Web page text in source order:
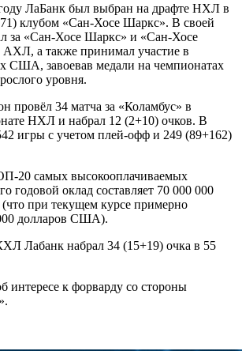
ЛаБанк был выбран на драфте НХЛ в
клубом «Сан-Хосе Шаркс». В своей
за «Сан-Хосе Шаркс» и «Сан-Хосе
а также принимал участие в
США, завоевав медали на чемпионатах
уровня.
провёл 34 матча за «Коламбус» в
НХЛ и набрал 12 (2+10) очков. В
игры с учетом плей-офф и 249 (89+162)
20 самых высокооплачиваемых
годовой оклад составляет 70 000 000
при текущем курсе примерно
долларов США).
Лабанк набрал 34 (15+19) очка в 55
интересе к форварду со стороны